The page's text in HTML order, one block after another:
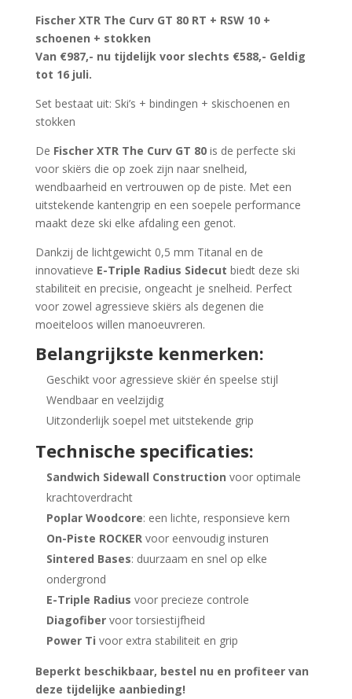
Fischer XTR The Curv GT 80 RT + RSW 10 +
schoenen + stokken
Van €987,- nu tijdelijk voor slechts €588,- Geldig
tot 16 juli.
Set bestaat uit: Ski’s + bindingen + skischoenen en
stokken
De Fischer XTR The Curv GT 80is de perfecte ski
voor skiërs die op zoek zijn naar snelheid,
wendbaarheid en vertrouwen op de piste. Met een
uitstekende kantengrip en een soepele performance
maakt deze ski elke afdaling een genot.
Dankzij de lichtgewicht 0,5 mm Titanal en de
innovatieve E-Triple Radius Sidecut biedt deze ski
stabiliteit en precisie, ongeacht je snelheid. Perfect
voor zowel agressieve skiërs als degenen die
moeiteloos willen manoeuvreren.
Belangrijkste kenmerken:
Geschikt voor agressieve skiër én speelse stijl
Wendbaar en veelzijdig
Uitzonderlijk soepel met uitstekende grip
Technische specificaties:
Sandwich Sidewall Construction voor optimale
krachtoverdracht
Poplar Woodcore: een lichte, responsieve kern
On-Piste ROCKERvoor eenvoudig insturen
Sintered Bases: duurzaam en snel op elke
ondergrond
E-Triple Radius voor precieze controle
Diagofibervoor torsiestijfheid
Power Ti voor extra stabiliteit en grip
Beperkt beschikbaar, bestel nu en profiteer van
deze tijdelijke aanbieding!